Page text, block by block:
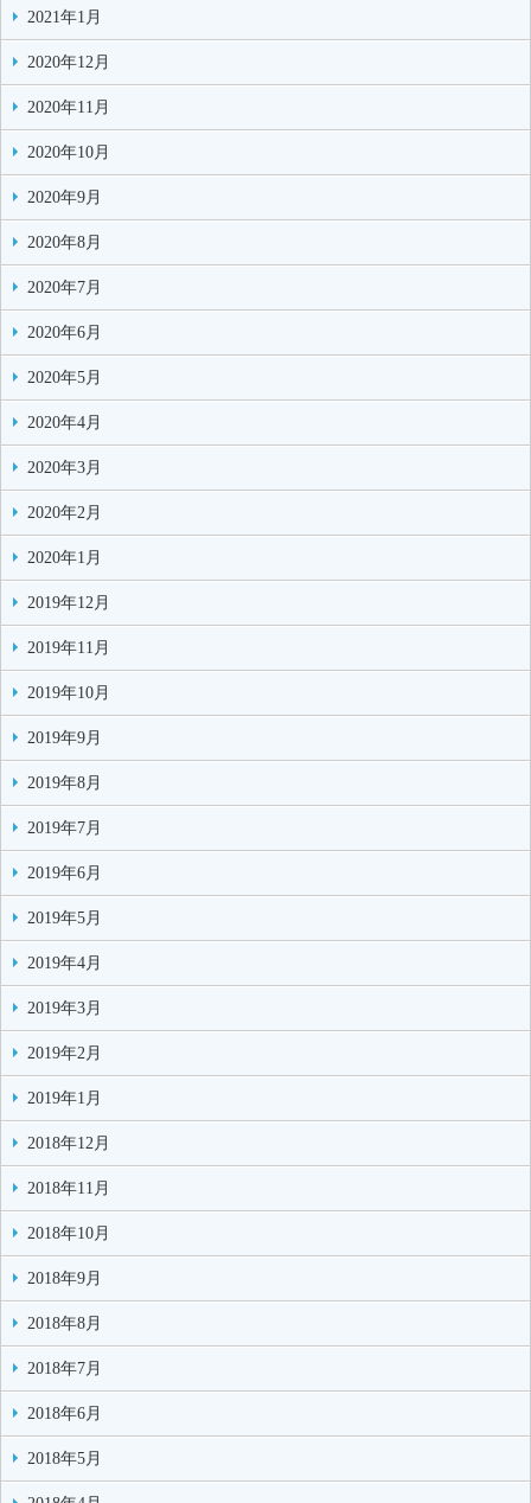
2021年1月
2020年12月
2020年11月
2020年10月
2020年9月
2020年8月
2020年7月
2020年6月
2020年5月
2020年4月
2020年3月
2020年2月
2020年1月
2019年12月
2019年11月
2019年10月
2019年9月
2019年8月
2019年7月
2019年6月
2019年5月
2019年4月
2019年3月
2019年2月
2019年1月
2018年12月
2018年11月
2018年10月
2018年9月
2018年8月
2018年7月
2018年6月
2018年5月